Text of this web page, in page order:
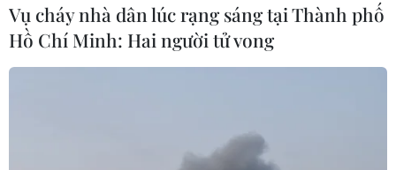
Sau khi cơm chín, phần vỏ ngoài ống nứa được dóc bỏ.
Vụ cháy nhà dân lúc rạng sáng tại Thành phố
Hồ Chí Minh: Hai người tử vong